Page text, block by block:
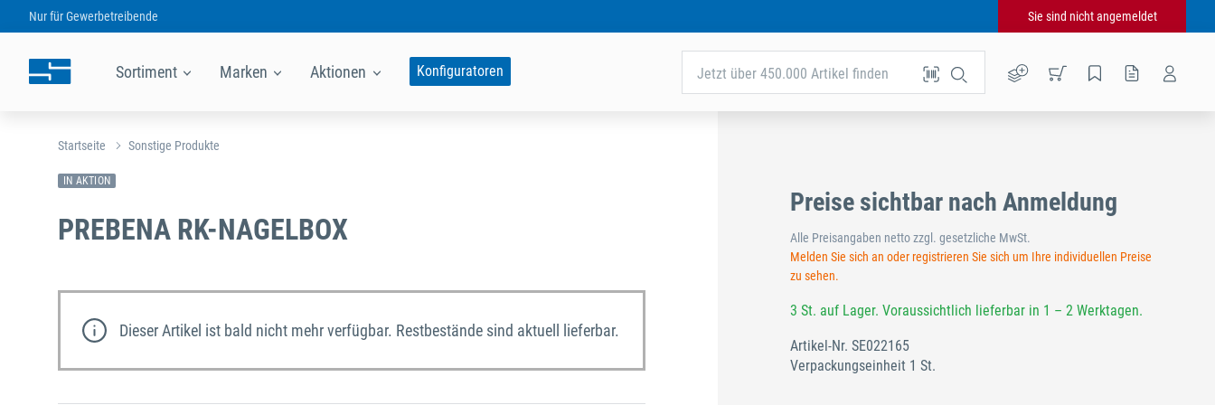
Nur fürGewerbetreibende Sie sind nicht angemeldet
Sortiment Marken Aktionen Konfiguratoren Jetzt über 450.000 Artikel finden
Startseite Sonstige Produkte
IN AKTION
PREBENA RK-NAGELBOX
Dieser Artikel ist bald nicht mehr verfügbar. Restbestände sind aktuell lieferbar.
Preise sichtbar nach Anmeldung
Alle Preisangaben netto zzgl. gesetzliche MwSt.
Melden Sie sich an oder registrieren Sie sich um Ihre individuellen Preise
zu sehen.
3 St. auf Lager. Voraussichtlich lieferbar in 1 – 2 Werktagen.
Artikel-Nr. SE022165
Verpackungseinheit 1 St.